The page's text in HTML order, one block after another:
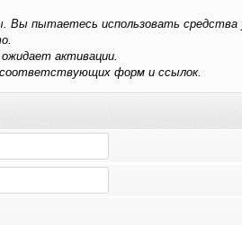
Вы пытаетесь использовать
активации.
форм и ссылок.